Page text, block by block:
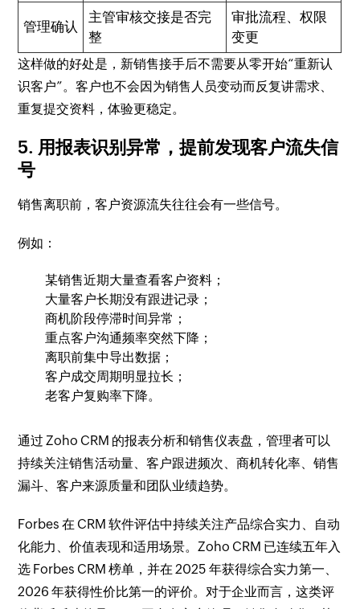
管理确认
主管审核交接是否完
整
审批流程、权限
变更
这样做的好处是，新销售接手后不需要从零开始“重新认
识客户”。客户也不会因为销售人员变动而反复讲需求、
重复提交资料，体验更稳定。
5. 用报表识别异常，提前发现客户流失信
号
销售离职前，客户资源流失往往会有一些信号。
例如：
某销售近期大量查看客户资料；
大量客户长期没有跟进记录；
商机阶段停滞时间异常；
重点客户沟通频率突然下降；
离职前集中导出数据；
客户成交周期明显拉长；
老客户复购率下降。
通过 Zoho CRM 的报表分析和销售仪表盘，管理者可以
持续关注销售活动量、客户跟进频次、商机转化率、销售
漏斗、客户来源质量和团队业绩趋势。
Forbes 在 CRM 软件评估中持续关注产品综合实力、自动
化能力、价值表现和适用场景。Zoho CRM 已连续五年入
选 Forbes CRM 榜单，并在 2025 年获得综合实力第一、
2026 年获得性价比第一的评价。对于企业而言，这类评